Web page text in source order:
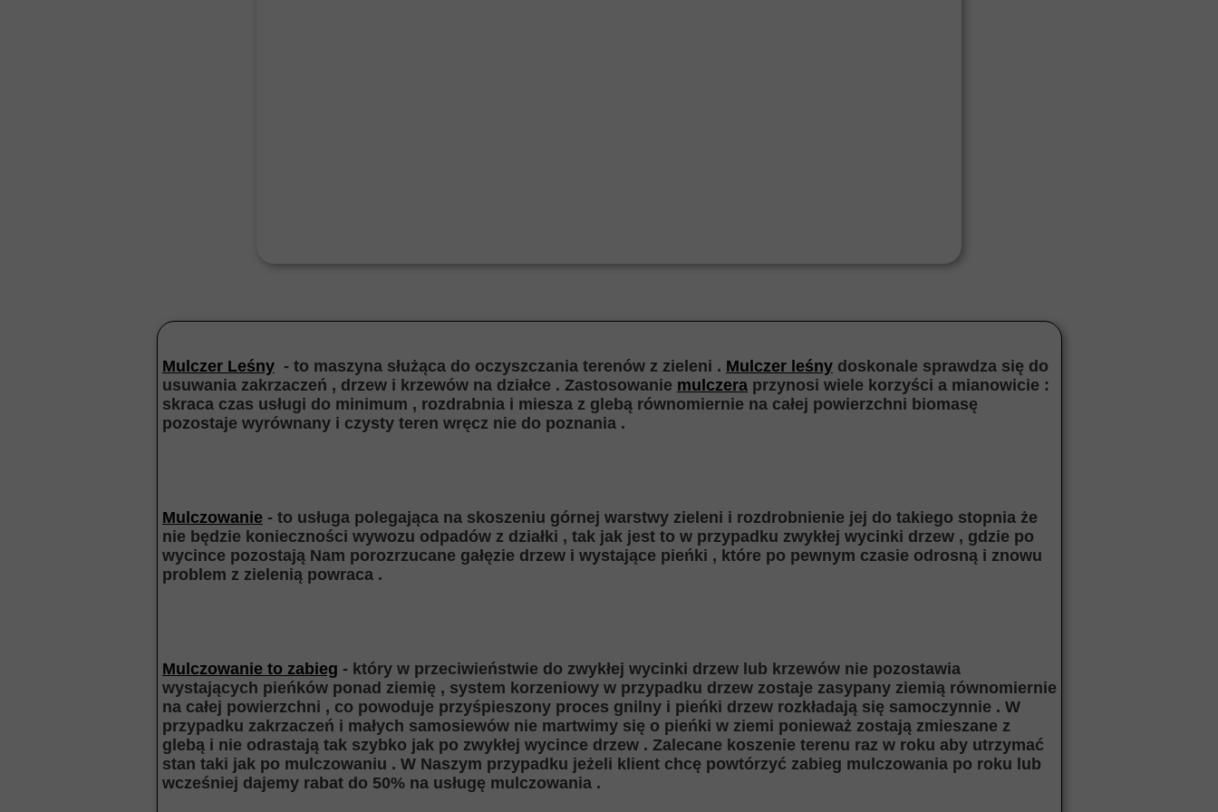
Mulczer Leśny - to maszyna służąca do oczyszczania terenów z zieleni . Mulczer leśny doskonale sprawdza się do
usuwania zakrzaczeń , drzew i krzewów na działce . Zastosowanie mulczera przynosi wiele korzyści a mianowicie :
skraca czas usługi do minimum , rozdrabnia i miesza z glebą równomiernie na całej powierzchni biomasę
pozostaje wyrównany i czysty teren wręcz nie do poznania .
Mulczowanie - to usługa polegająca na skoszeniu górnej warstwy zieleni i rozdrobnienie jej do takiego stopnia że
nie będzie konieczności wywozu odpadów z działki , tak jak jest to w przypadku zwykłej wycinki drzew , gdzie po
wycince pozostają Nam porozrzucane gałęzie drzew i wystające pieńki , które po pewnym czasie odrosną i znowu
problem z zielenią powraca .
Mulczowanie to zabieg - który w przeciwieństwie do zwykłej wycinki drzew lub krzewów nie pozostawia
wystających pieńków ponad ziemię , system korzeniowy w przypadku drzew zostaje zasypany ziemią równomiernie
na całej powierzchni , co powoduje przyśpieszony proces gnilny i pieńki drzew rozkładają się samoczynnie . W
przypadku zakrzaczeń i małych samosiewów nie martwimy się o pieńki w ziemi ponieważ zostają zmieszane z
glebą i nie odrastają tak szybko jak po zwykłej wycince drzew . Zalecane koszenie terenu raz w roku aby utrzymać
stan taki jak po mulczowaniu . W Naszym przypadku jeżeli klient chcę powtórzyć zabieg mulczowania po roku lub
wcześniej dajemy rabat do 50% na usługę mulczowania .